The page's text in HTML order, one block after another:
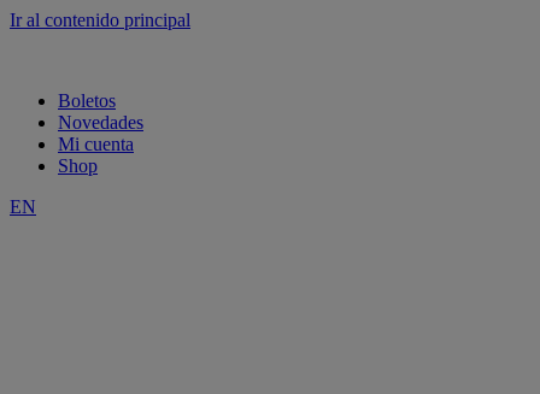
Ir al contenido principal
Boletos
Novedades
Mi cuenta
Shop
EN